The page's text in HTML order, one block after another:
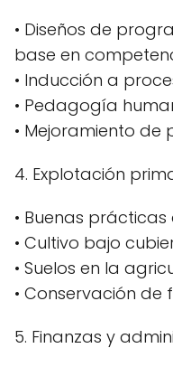
• Diseños de
base en
• Inducción a
• Pedagogía
• Mejoramiento de
4. Explotación
• Buenas
• Cultivo bajo
• Suelos en la
• Conservación de
5. Finanzas y